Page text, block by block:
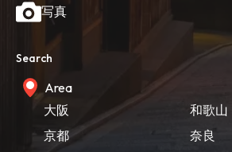
写真
Search
Area
大阪
京都
和歌山
奈良